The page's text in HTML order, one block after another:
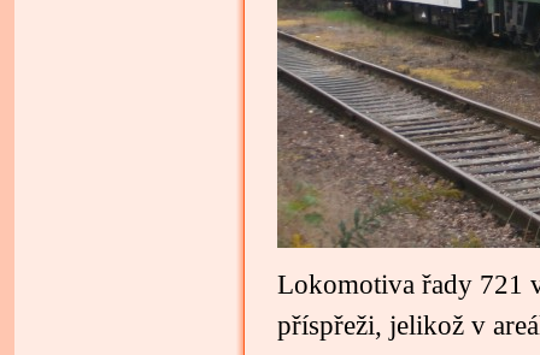
Lokomotiva řady 721
příspřeži, jelikož v